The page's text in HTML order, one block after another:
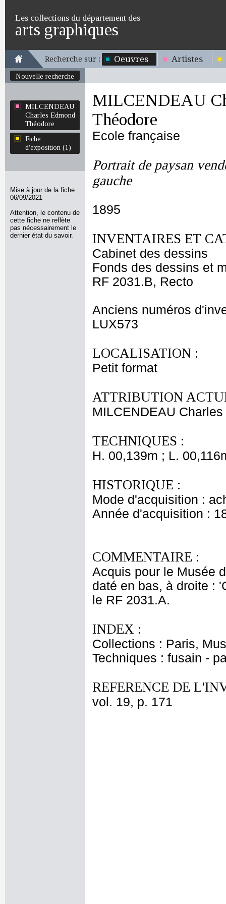
Les collections du département des
arts graphiques
Recherche sur : Oeuvres Artistes
Nouvelle recherche
MILCENDEAU
Charles Edmond
Théodore
Fiche
d'exposition (1)
Mise à jour de la fiche
06/09/2021
Attention, le contenu de
cette fiche ne reflète
pas nécessairement le
dernier état du savoir.
MILCENDEAU
Théodore
Ecole française
Portrait de paysan
gauche
1895
INVENTAIRES ET
Cabinet des dessins
Fonds des dessins et
RF 2031.B, Recto
Anciens numéros
LUX573
LOCALISATION :
Petit format
ATTRIBUTION
MILCENDEAU
TECHNIQUES :
H. 00,139m ; L.
HISTORIQUE :
Mode d'acquisition :
Année d'acquisition :
COMMENTAIRE :
Acquis pour le Musée
daté en bas, à droite :
le RF 2031.A.
INDEX :
Collections : Paris,
Techniques : fusain -
REFERENCE DE
vol. 19, p. 171